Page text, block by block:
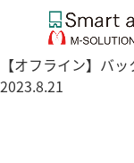
【オフライン】バ
2023.8.21